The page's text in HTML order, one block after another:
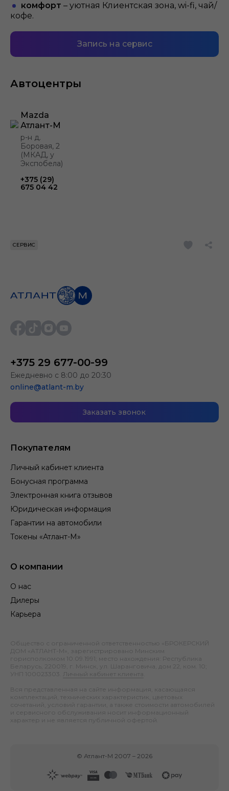
комфорт – уютная Клиентская зона, wi-fi, чай/
кофе.
Запись на сервис
Автоцентры
Mazda
Атлант-М
р-н д.
Боровая, 2
(МКАД, у
Экспобела)
+375 (29)
675 04 42
СЕРВИС
Покупателям
Личный кабинет клиента
Бонусная программа
Электронная книга отзывов
Юридическая информация
Гарантии на автомобили
Токены «Атлант-М»
О компании
О нас
Дилеры
Карьера
+375 29 677-00-99
Ежедневно с 8:00 до 20:30
online@atlant-m.by
Заказать звонок
Общество с ограниченной ответственностью «БРОКЕРСКИЙ
ДОМ «АТЛАНТ-М», зарегистрировано Минским
горисполкомом 10.09.1991; место нахождения: Республика
Беларусь, 220019, г. Минск, ул. Шаранговича, дом 22, ком. 10;
УНП 100023303.
Личный кабинет клиента
Вся представленная на сайте информация, касающаяся
комплектаций, технических характеристик, цветовых
сочетаний, условий гарантии, а также стоимости автомобилей
и сервисного обслуживания носит информационный
характер и не является публичной офертой.
© Атлант-М 2007 – 2026